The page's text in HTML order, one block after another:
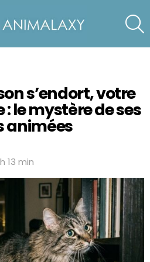
s’endort, votre
le mystère de ses
animées
13 min